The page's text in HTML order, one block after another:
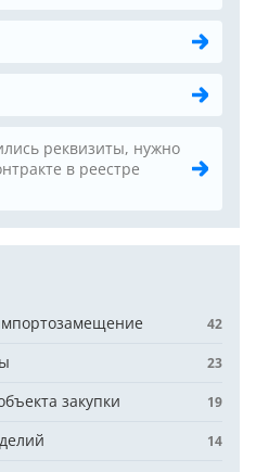
реквизиты, нужно
в реестре
42
23
закупки 19
14